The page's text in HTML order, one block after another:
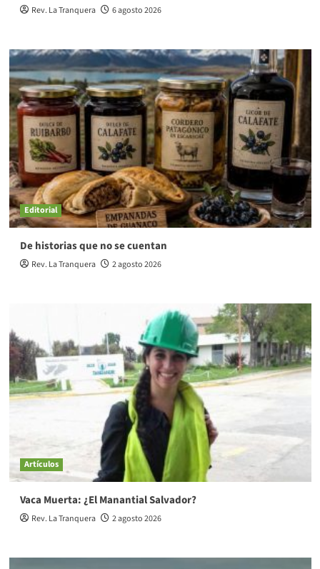
Rev. La Tranquera 6 agosto 2026
Editorial
De historias que no se cuentan
Rev. La Tranquera 2 agosto 2026
Artículos
Vaca Muerta: ¿El Manantial Salvador?
Rev. La Tranquera 2 agosto 2026